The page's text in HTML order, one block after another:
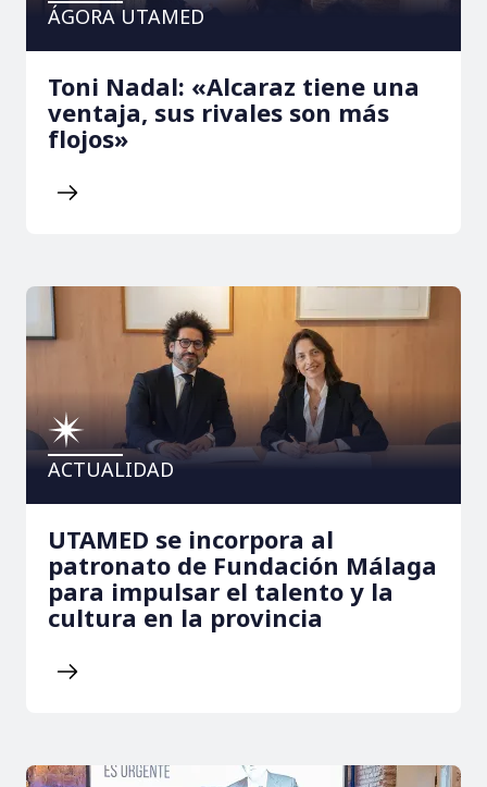
ÁGORA UTAMED
Toni Nadal: «Alcaraz tiene una
ventaja, sus rivales son más
flojos»
ACTUALIDAD
UTAMED se incorpora al
patronato de Fundación Málaga
para impulsar el talento y la
cultura en la provincia